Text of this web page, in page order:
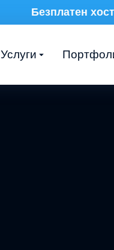
Безплатен
Услуги